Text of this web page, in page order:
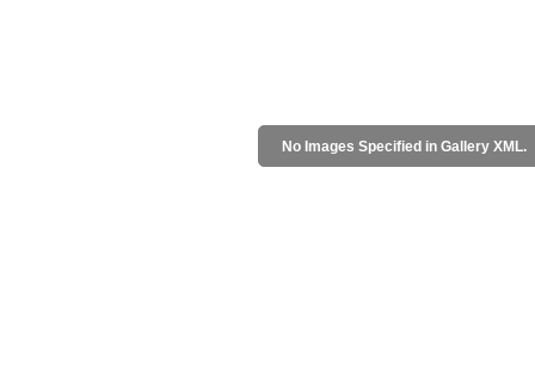
No Images Specified in Gallery XML.